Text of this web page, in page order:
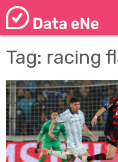
Tag: racing